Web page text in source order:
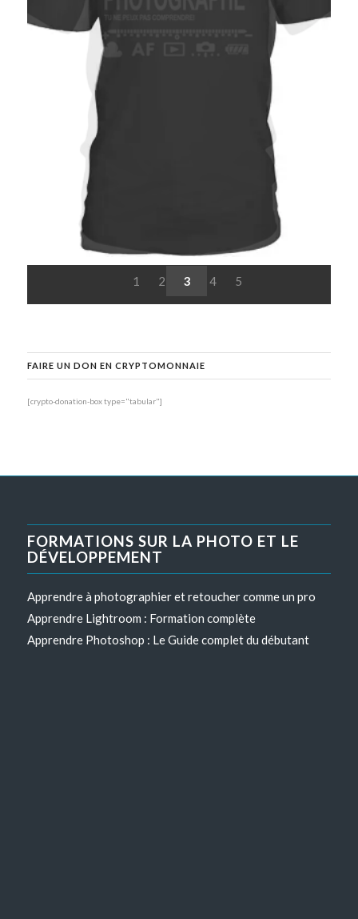
1 2 3 4 5
FAIRE UN DON EN CRYPTOMONNAIE
[crypto-donation-box type="tabular"]
FORMATIONS SUR LA PHOTO ET LE
DÉVELOPPEMENT
Apprendre à photographier et retoucher comme un pro
Apprendre Lightroom : Formation complète
Apprendre Photoshop : Le Guide complet du débutant